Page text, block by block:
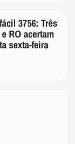
3756: Três
RO acertam
sexta-feira